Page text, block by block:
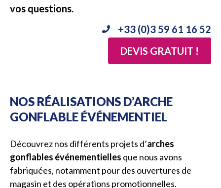
vos questions.
+33 (0)3 59 61 16 52
DEVIS GRATUIT !
NOS RÉALISATIONS D’ARCHE
GONFLABLE ÉVÉNEMENTIEL
Découvrez nos différents projets d’arches
gonflables événementielles que nous avons
fabriquées, notamment pour des ouvertures de
magasin et des opérations promotionnelles.